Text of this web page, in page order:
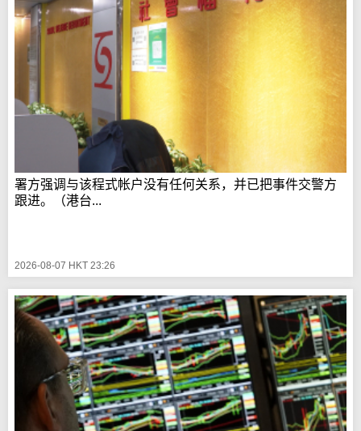
署方强调与该程式帐户没有任何关系，并已把事件交警方
跟进。（港台...
2026-08-07 HKT 23:26